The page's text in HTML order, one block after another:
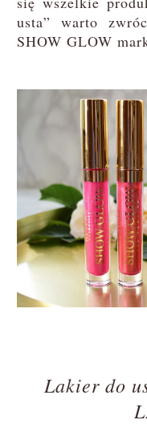
usta” warto
SHOW GLOW
Lakier do